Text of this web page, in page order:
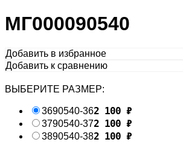
МГ000090540
Добавить в избранное
Добавить к сравнению
ВЫБЕРИТЕ РАЗМЕР:
3690540-362 100 ₽
3790540-372 100 ₽
3890540-382 100 ₽